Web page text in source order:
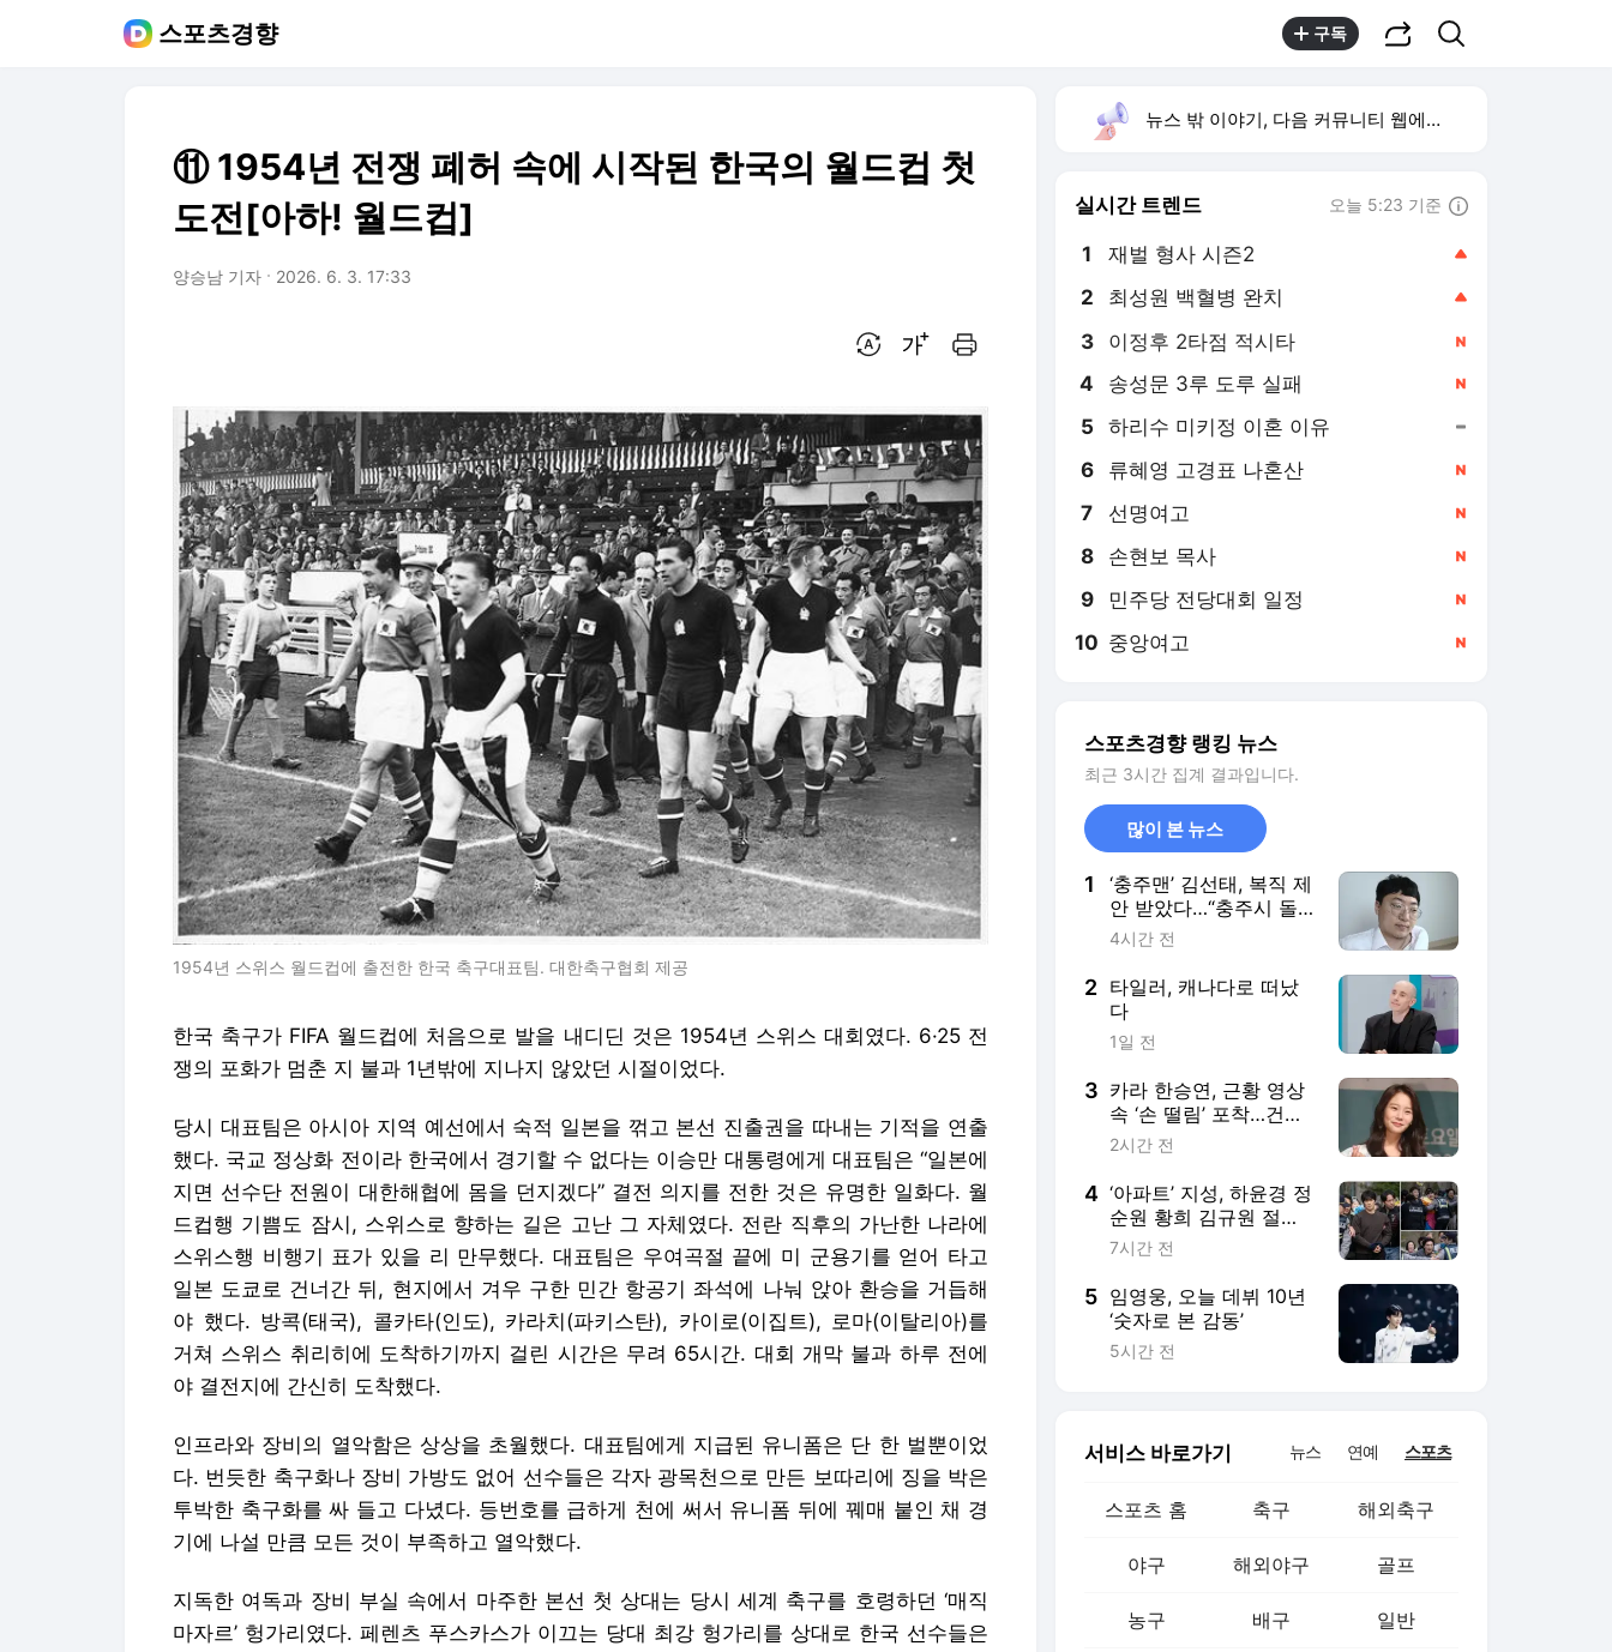
스포츠경향 구독
⑪ 1954년 전쟁 폐허 속에 시작된 한국의 월드컵 첫
도전[아하! 월드컵]
양승남 기자 2026. 6. 3. 17:33
1954년 스위스 월드컵에 출전한 한국 축구대표팀. 대한축구협회 제공
한국 축구가 FIFA 월드컵에 처음으로 발을 내디딘 것은 1954년 스위스 대회였다. 6·25 전
쟁의 포화가 멈춘 지 불과 1년밖에 지나지 않았던 시절이었다.
당시 대표팀은 아시아 지역 예선에서 숙적 일본을 꺾고 본선 진출권을 따내는 기적을 연출
했다. 국교 정상화 전이라 한국에서 경기할 수 없다는 이승만 대통령에게 대표팀은 “일본에
지면 선수단 전원이 대한해협에 몸을 던지겠다” 결전 의지를 전한 것은 유명한 일화다. 월
드컵행 기쁨도 잠시, 스위스로 향하는 길은 고난 그 자체였다. 전란 직후의 가난한 나라에
스위스행 비행기 표가 있을 리 만무했다. 대표팀은 우여곡절 끝에 미 군용기를 얻어 타고
일본 도쿄로 건너간 뒤, 현지에서 겨우 구한 민간 항공기 좌석에 나눠 앉아 환승을 거듭해
야 했다. 방콕(태국), 콜카타(인도), 카라치(파키스탄), 카이로(이집트), 로마(이탈리아)를
거쳐 스위스 취리히에 도착하기까지 걸린 시간은 무려 65시간. 대회 개막 불과 하루 전에
야 결전지에 간신히 도착했다.
인프라와 장비의 열악함은 상상을 초월했다. 대표팀에게 지급된 유니폼은 단 한 벌뿐이었
다. 번듯한 축구화나 장비 가방도 없어 선수들은 각자 광목천으로 만든 보따리에 징을 박은
투박한 축구화를 싸 들고 다녔다. 등번호를 급하게 천에 써서 유니폼 뒤에 꿰매 붙인 채 경
기에 나설 만큼 모든 것이 부족하고 열악했다.
지독한 여독과 장비 부실 속에서 마주한 본선 첫 상대는 당시 세계 축구를 호령하던 ‘매직
마자르’ 헝가리였다. 페렌츠 푸스카스가 이끄는 당대 최강 헝가리를 상대로 한국 선수들은
뉴스 밖 이야기, 다음 커뮤니티 웹에서 보기
실시간 트렌드 오늘 5:23 기준
1 재벌 형사 시즌2
2 최성원 백혈병 완치
3 이정후 2타점 적시타
4 송성문 3루 도루 실패
5 하리수 미키정 이혼 이유
6 류혜영 고경표 나혼산
7 선명여고
8 손현보 목사
9 민주당 전당대회 일정
10 중앙여고
스포츠경향 랭킹 뉴스
최근 3시간 집계 결과입니다.
많이 본 뉴스
1
‘충주맨’ 김선태, 복직 제
안 받았다…“충주시 돌
아올 생각 있는지”
4시간 전
2 타일러, 캐나다로 떠났
다
1일 전
3 카라 한승연, 근황 영상
속 ‘손 떨림’ 포착…건강
이상설 확산[스경X이슈]
2시간 전
4 ‘아파트’ 지성, 하윤경 정
순원 황희 김규원 절규
속에 경찰에게 끌려가는
7시간 전
5 임영웅, 오늘 데뷔 10년
‘숫자로 본 감동’
5시간 전
서비스 바로가기 뉴스 연예 스포츠
스포츠 홈 축구 해외축구
야구 해외야구 골프
농구 배구 일반